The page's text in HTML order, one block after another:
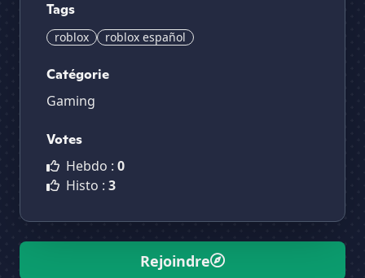
Tags
roblox roblox español
Catégorie
Gaming
Votes
Hebdo : 0
Histo : 3
Rejoindre